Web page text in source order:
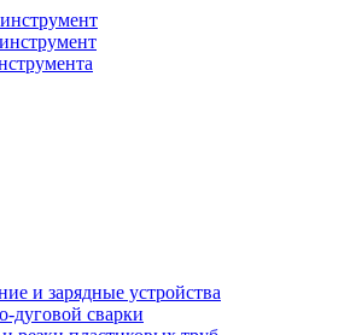
и зарядные устройства
дуговой сварки